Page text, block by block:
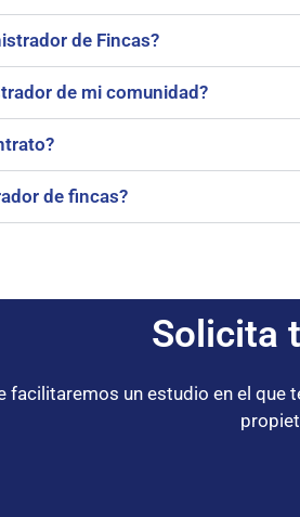
de Fincas?
de mi comunidad?
de fincas?
Solicita
facilitaremos un estudio en el que